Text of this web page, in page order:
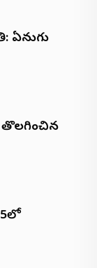
ఏనుగు
తొలగించిన